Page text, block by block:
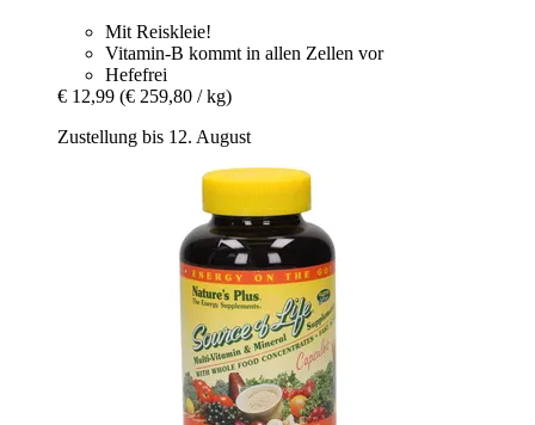
Mit Reiskleie!
Vitamin-B kommt in allen Zellen vor
Hefefrei
€ 12,99 (€ 259,80 / kg)
Zustellung bis 12. August